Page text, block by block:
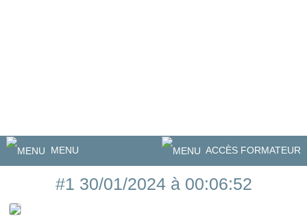
MENU ACCÈS FORMATEUR
#1 30/01/2024 à 00:06:52